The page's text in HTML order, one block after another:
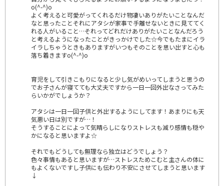
o(^-^)o
よく考えると可愛がってくれるだけ物凄いありがたいことなんだ
なと思ったことそれにアタシが家事で手離せないときに見ててく
れる人がいること…それってどれだけありがたいことなんだろう
と考えるようになったことがきっかけでした☆今でもたまにイラ
イラしちゃうときもありますがいつもそのことを思い出すと心も
落ち着きますo(^-^)o
育児をして引きこもりになると少し気がめいってしまうと思うの
でお子さんが寝てても大丈夫ですから一日一回外出なさってみた
らいかがでしょうか？
アタシは一日一回子供と外出するようにしてます！あまりにも天
気悪い日は別ですが…！
そうすることによって気晴らしになりストレスも減り感情も穏や
かになると思いますよ☆
それでもどうしても無理なら独立はどうでしょう？
色々事情もあると思いますが…ストレスためこむと主さんの体に
もよくないですし子供にも伝わり不安にさせてしまうと思います
↓